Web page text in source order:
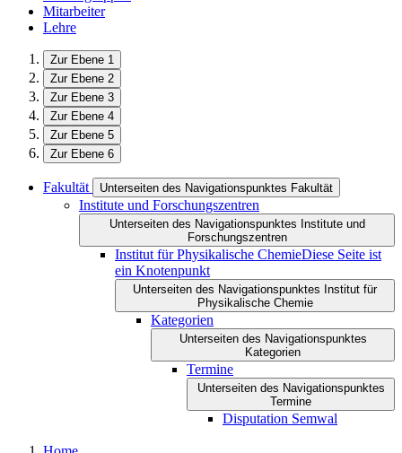
Mitarbeiter
Lehre
Zur Ebene 1
Zur Ebene 2
Zur Ebene 3
Zur Ebene 4
Zur Ebene 5
Zur Ebene 6
Fakultät Unterseiten des Navigationspunktes Fakultät
Institute und Forschungszentren
Unterseiten des Navigationspunktes Institute und
Forschungszentren
Institut für Physikalische ChemieDiese Seite ist
ein Knotenpunkt
Unterseiten des Navigationspunktes Institut für
Physikalische Chemie
Kategorien
Unterseiten des Navigationspunktes
Kategorien
Termine
Unterseiten des Navigationspunktes
Termine
Disputation Semwal